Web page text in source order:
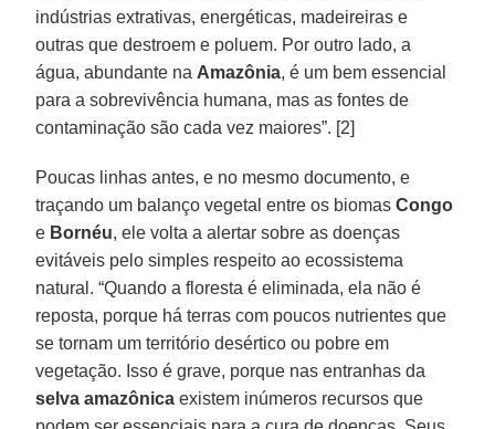
indústrias extrativas, energéticas, madeireiras e
outras que destroem e poluem. Por outro lado, a
água, abundante na Amazônia, é um bem essencial
para a sobrevivência humana, mas as fontes de
contaminação são cada vez maiores”. [2]
Poucas linhas antes, e no mesmo documento, e
traçando um balanço vegetal entre os biomasCongo
e Bornéu, ele volta a alertar sobre as doenças
evitáveis ​​pelo simples respeito ao ecossistema
natural. “Quando a floresta é eliminada, ela não é
reposta, porque há terras com poucos nutrientes que
se tornam um território desértico ou pobre em
vegetação. Isso é grave, porque nas entranhas da
selva amazônica existem inúmeros recursos que